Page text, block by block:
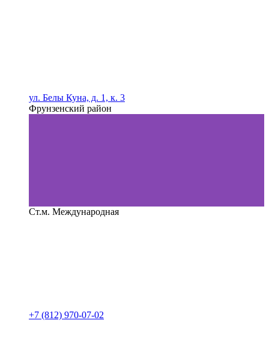
ул. Белы Куна, д. 1, к. 3
Фрунзенский район
Ст.м. Международная
+7 (812) 970-07-02